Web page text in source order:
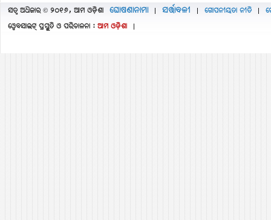
ସତ୍ବ ଅଧିକାର © ୨୦୧୬, ଆମ ଓଡ଼ିଶା ଘୋଷଣାନାମା | ସର୍ତ୍ତାବଳୀ | ଗୋପନୀୟତା ନୀତି |
ୱେବସାଇଟ୍ ପ୍ରସ୍ତୁତି ଓ ପରିଚାଳନା : ଆମ ଓଡ଼ିଶା |